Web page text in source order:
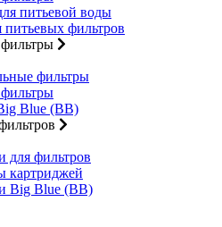
питьевой воды
фильтров
фильтры
Blue (BB)
для фильтров
картриджей
Big Blue (BB)